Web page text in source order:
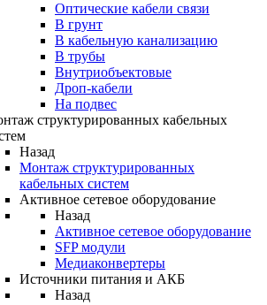
Оптические кабели связи
В грунт
В кабельную канализацию
В трубы
Внутриобъектовые
Дроп-кабели
На подвес
структурированных кабельных
Назад
Монтаж структурированных
кабельных систем
Активное сетевое оборудование
Назад
Активное сетевое оборудование
SFP модули
Медиаконвертеры
Источники питания и АКБ
Назад